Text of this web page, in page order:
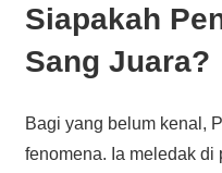
Siapakah
Sang Juara?
Bagi yang belum kenal,
fenomena. Ia meledak di